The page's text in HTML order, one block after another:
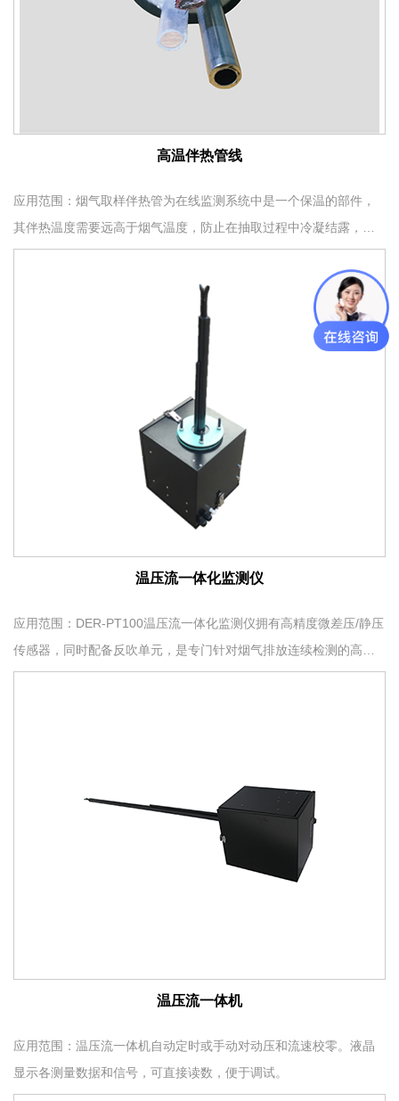
高温伴热管线
应用范围：烟气取样伴热管为在线监测系统中是一个保温的部件，
其伴热温度需要远高于烟气温度，防止在抽取过程中冷凝结露，从
而导致进入分析系统中数据出现偏差。
温压流一体化监测仪
应用范围：DER-PT100温压流一体化监测仪拥有高精度微差压/静压
传感器，同时配备反吹单元，是专门针对烟气排放连续检测的高粉
尘、高温、高湿环境而开发的一体化温度、压力、流速检测仪,符合
温压流一体机
应用范围：温压流一体机自动定时或手动对动压和流速校零。液晶
显示各测量数据和信号，可直接读数，便于调试。